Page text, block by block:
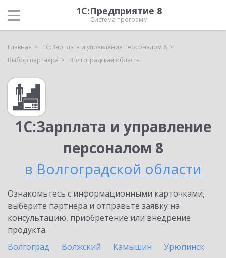
1С:Предприятие 8
Система программ
Главная
1С:Зарплата и управление персоналом 8
Выбор партнёра
Волгоградская область
1С:Зарплата и управление
персоналом 8
в Волгоградской области
Ознакомьтесь с информационными карточками,
выберите партнёра и отправьте заявку на
консультацию, приобретение или внедрение
продукта.
Волгоград
Волжский Камышин
Урюпинск